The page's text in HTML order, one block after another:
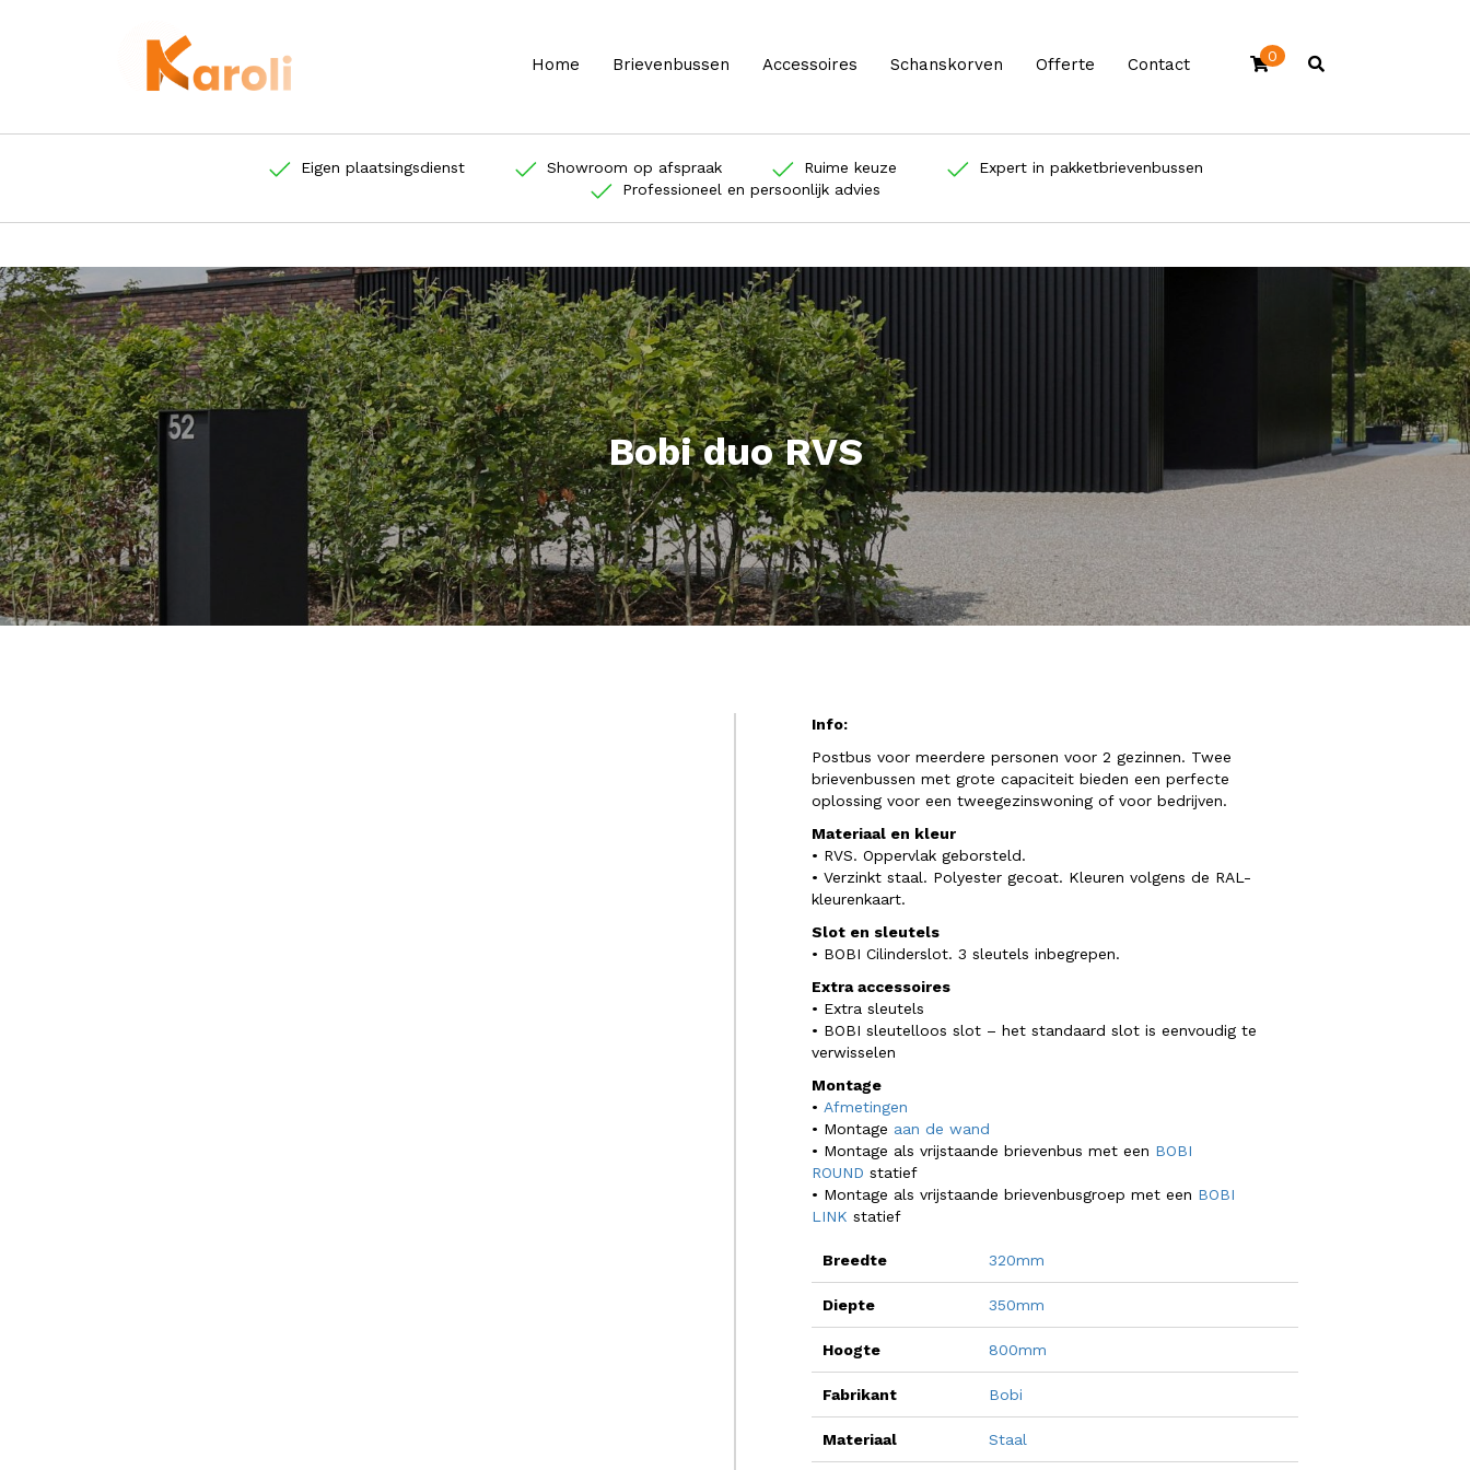
Home Brievenbussen Accessoires Schanskorven Offerte Contact 0
Eigen plaatsingsdienst Showroom op afspraak Ruime keuze
Expert in pakketbrievenbussen
Professioneel en persoonlijk advies
Bobi duo RVS
Info:
Postbus voor meerdere personen voor 2 gezinnen. Twee
brievenbussen met grote capaciteit bieden een perfecte
oplossing voor een tweegezinswoning of voor bedrijven.
Materiaal en kleur
• RVS. Oppervlak geborsteld.
• Verzinkt staal. Polyester gecoat. Kleuren volgens de RAL-
kleurenkaart.
Slot en sleutels
• BOBI Cilinderslot. 3 sleutels inbegrepen.
Extra accessoires
• Extra sleutels
• BOBI sleutelloos slot – het standaard slot is eenvoudig te
verwisselen
Montage
• Afmetingen
• Montage aan de wand
• Montage als vrijstaande brievenbus met een BOBI
ROUND statief
• Montage als vrijstaande brievenbusgroep met een BOBI
LINK statief
Breedte 320mm
Diepte 350mm
Hoogte 800mm
Fabrikant Bobi
Materiaal Staal